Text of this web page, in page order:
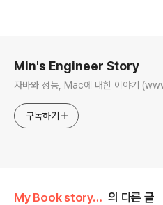
Min's Engineer Story
자바와 성능, Mac에 대한 이야기
구독하기
My Book story/Blog2Book 테스트 의 다른 글